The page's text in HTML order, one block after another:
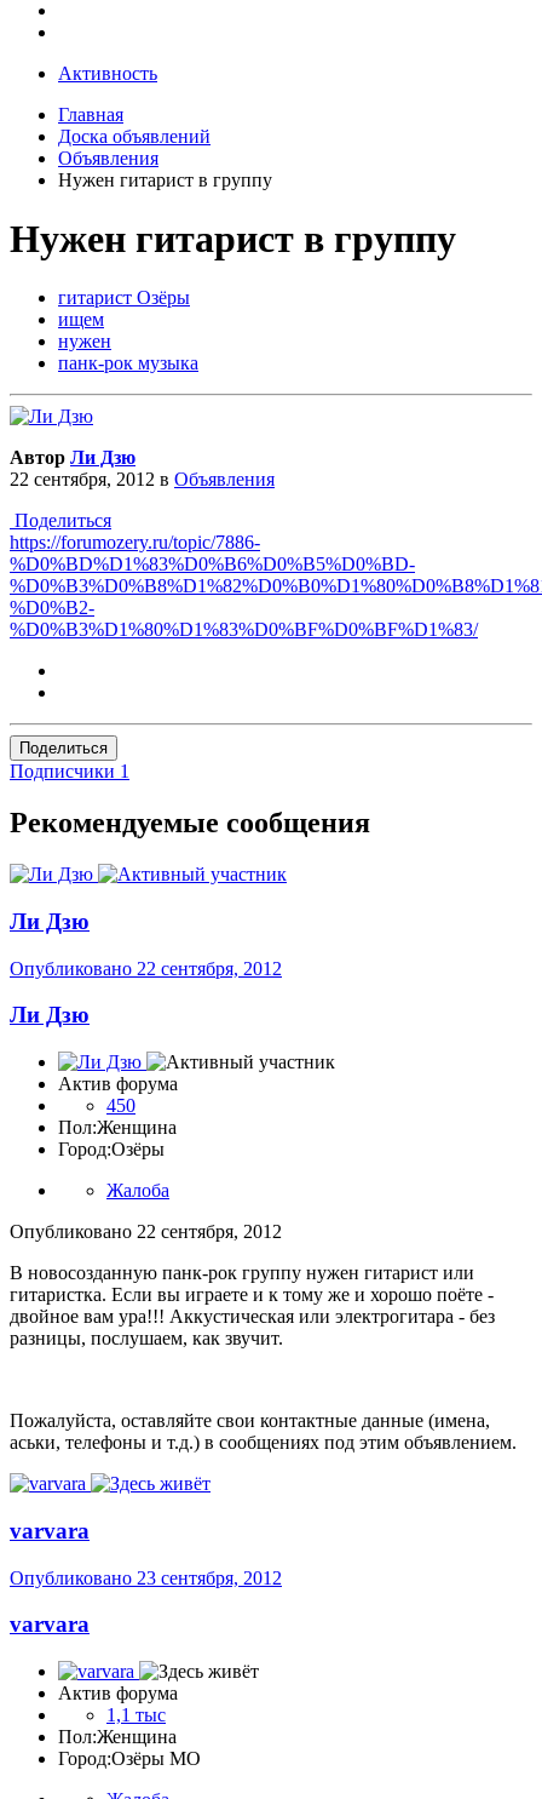
Активность
Главная
Доска объявлений
Объявления
Нужен гитарист в группу
Нужен гитарист в группу
гитарист Озёры
ищем
нужен
панк-рок музыка
Автор Ли Дзю
22 сентября, 2012 в Объявления
Поделиться
https://forumozery.ru/topic/7886-
%D0%BD%D1%83%D0%B6%D0%B5%D0%BD-
%D0%B2-
%D0%B3%D1%80%D1%83%D0%BF%D0%BF%D1%83/
Поделиться
Подписчики 1
Рекомендуемые сообщения
Ли Дзю
Опубликовано 22 сентября, 2012
Ли Дзю
Актив форума
450
Пол:Женщина
Город:Озёры
Жалоба
Опубликовано 22 сентября, 2012
В новосозданную панк-рок группу нужен гитарист или
гитаристка. Если вы играете и к тому же и хорошо поёте -
двойное вам ура!!! Аккустическая или электрогитара - без
разницы, послушаем, как звучит.
Пожалуйста, оставляйте свои контактные данные (имена,
аськи, телефоны и т.д.) в сообщениях под этим объявлением.
varvara
Опубликовано 23 сентября, 2012
varvara
Актив форума
1,1 тыс
Пол:Женщина
Город:Озёры МО